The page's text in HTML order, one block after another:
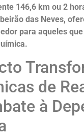
146,6 km ou 2
das Neves,
para aqueles
de
à